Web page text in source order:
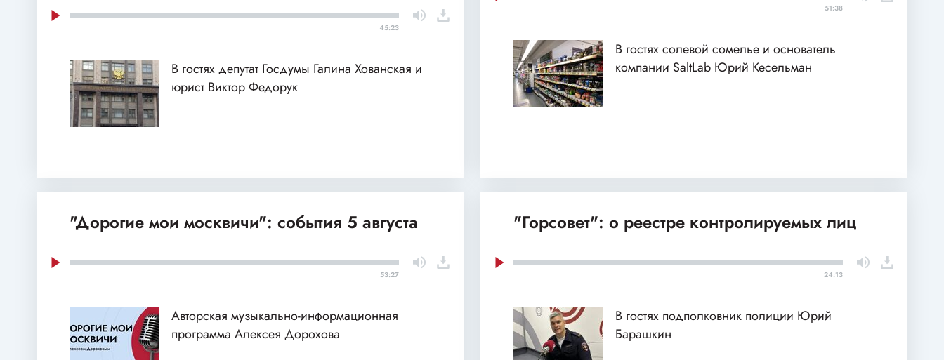
45:23
В гостях депутат Госдумы Галина Хованская и
юрист Виктор Федорук
51:38
В гостях солевой сомелье и основатель
компании SaltLab Юрий Кесельман
"Дорогие мои москвичи": события 5 августа
53:27
Авторская музыкально-информационная
программа Алексея Дорохова
"Горсовет": о реестре контролируемых лиц
24:13
В гостях подполковник полиции Юрий
Барашкин